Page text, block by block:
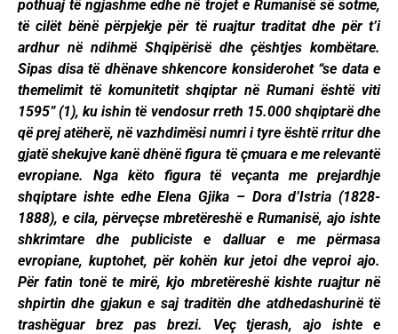
pothuaj të ngjashme edhe në trojet e Rumanisë së sotme,
të cilët bënë përpjekje për të ruajtur traditat dhe për t’i
ardhur në ndihmë Shqipërisë dhe çështjes kombëtare.
Sipas disa të dhënave shkencore konsiderohet “se data e
themelimit të komunitetit shqiptar në Rumani është viti
1595” (1), ku ishin të vendosur rreth 15.000 shqiptarë dhe
që prej atëherë, në vazhdimësi numri i tyre është rritur dhe
gjatë shekujve kanë dhënë figura të çmuara e me relevantë
evropiane. Nga këto figura të veçanta me prejardhje
shqiptare ishte edhe Elena Gjika – Dora d’Istria (1828-
1888), e cila, përveçse mbretëreshë e Rumanisë, ajo ishte
shkrimtare dhe publiciste e dalluar e me përmasa
evropiane, kuptohet, për kohën kur jetoi dhe veproi ajo.
Për fatin tonë te mirë, kjo mbretëreshë kishte ruajtur në
shpirtin dhe gjakun e saj traditën dhe atdhedashurinë të
trashëguar brez pas brezi. Veç tjerash, ajo ishte e